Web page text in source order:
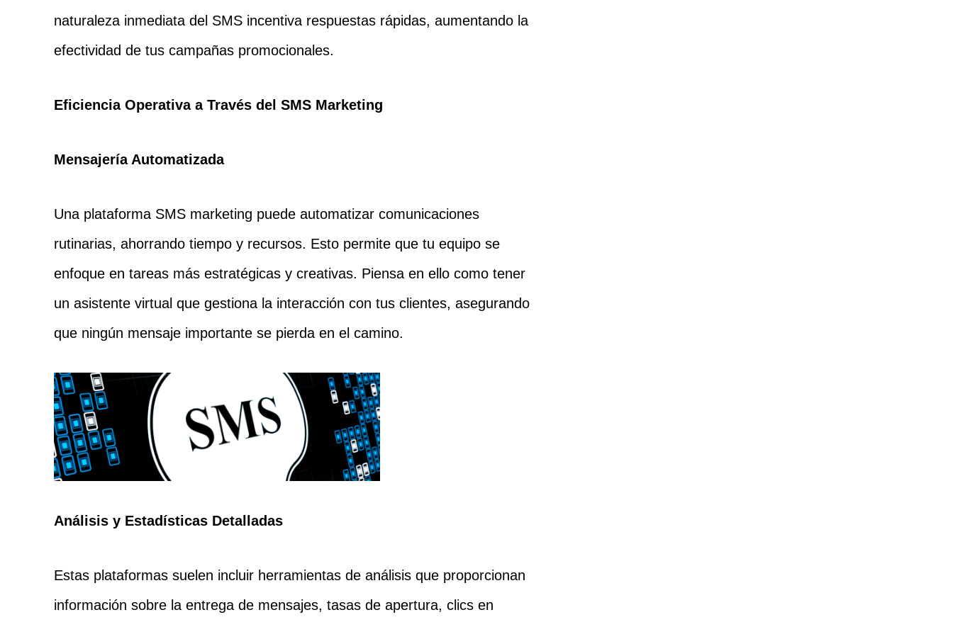
naturaleza inmediata del SMS incentiva respuestas rápidas, aumentando la
efectividad de tus campañas promocionales.
Eficiencia Operativa a Través del SMS Marketing
Mensajería Automatizada
Una plataforma SMS marketing puede automatizar comunicaciones
rutinarias, ahorrando tiempo y recursos. Esto permite que tu equipo se
enfoque en tareas más estratégicas y creativas. Piensa en ello como tener
un asistente virtual que gestiona la interacción con tus clientes, asegurando
que ningún mensaje importante se pierda en el camino.
Análisis y Estadísticas Detalladas
Estas plataformas suelen incluir herramientas de análisis que proporcionan
información sobre la entrega de mensajes, tasas de apertura, clics en